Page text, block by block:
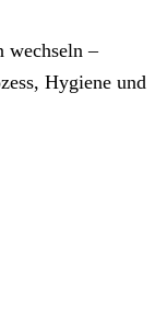
wechseln –
Hygiene und